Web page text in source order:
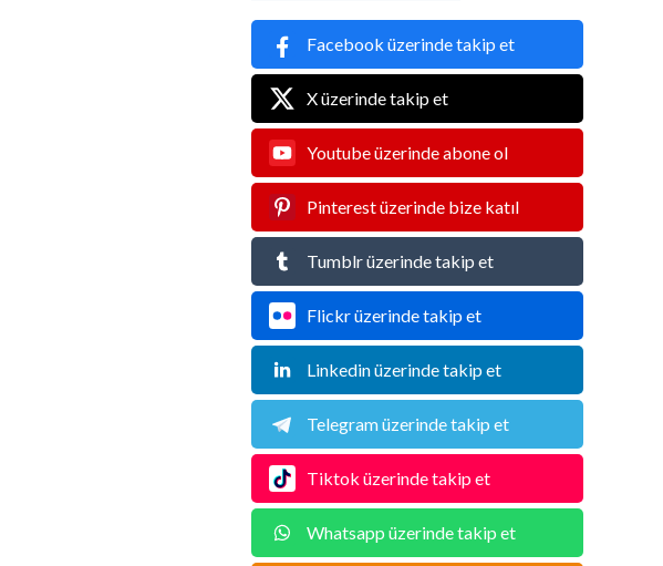
Facebook üzerinde takip et
X üzerinde takip et
Youtube üzerinde abone ol
Pinterest üzerinde bize katıl
Tumblr üzerinde takip et
Flickr üzerinde takip et
Linkedin üzerinde takip et
Telegram üzerinde takip et
Tiktok üzerinde takip et
Whatsapp üzerinde takip et